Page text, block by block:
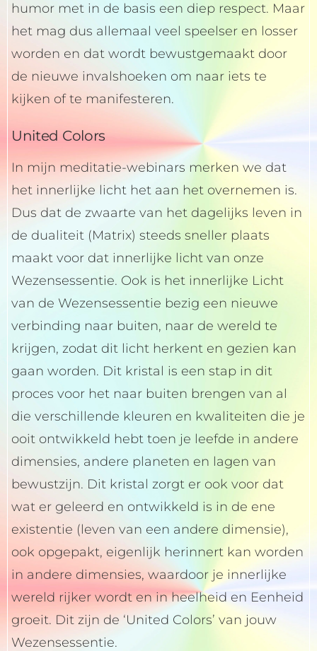
humor met in de basis een diep respect. Maar
het mag dus allemaal veel speelser en losser
worden en dat wordt bewustgemaakt door
de nieuwe invalshoeken om naar iets te
kijken of te manifesteren.
United Colors
In mijn meditatie-webinars merken we dat
het innerlijke licht het aan het overnemen is.
Dus dat de zwaarte van het dagelijks leven in
de dualiteit (Matrix) steeds sneller plaats
maakt voor dat innerlijke licht van onze
Wezensessentie. Ook is het innerlijke Licht
van de Wezensessentie bezig een nieuwe
verbinding naar buiten, naar de wereld te
krijgen, zodat dit licht herkent en gezien kan
gaan worden. Dit kristal is een stap in dit
proces voor het naar buiten brengen van al
die verschillende kleuren en kwaliteiten die je
ooit ontwikkeld hebt toen je leefde in andere
dimensies, andere planeten en lagen van
bewustzijn. Dit kristal zorgt er ook voor dat
wat er geleerd en ontwikkeld is in de ene
existentie (leven van een andere dimensie),
ook opgepakt, eigenlijk herinnert kan worden
in andere dimensies, waardoor je innerlijke
wereld rijker wordt en in heelheid en Eenheid
groeit. Dit zijn de ‘United Colors’ van jouw
Wezensessentie.